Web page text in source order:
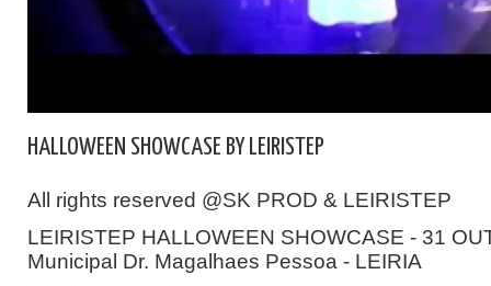
HALLOWEEN SHOWCASE BY LEIRISTEP
All rights reserved @SK PROD & LEIRISTEP
LEIRISTEP HALLOWEEN SHOWCASE - 31
Municipal Dr. Magalhaes Pessoa - LEIRIA